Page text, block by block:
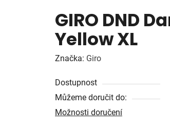
GIRO DND
Yellow XL
Značka: Giro
Dostupnost
Můžeme doručit do:
Možnosti doručení